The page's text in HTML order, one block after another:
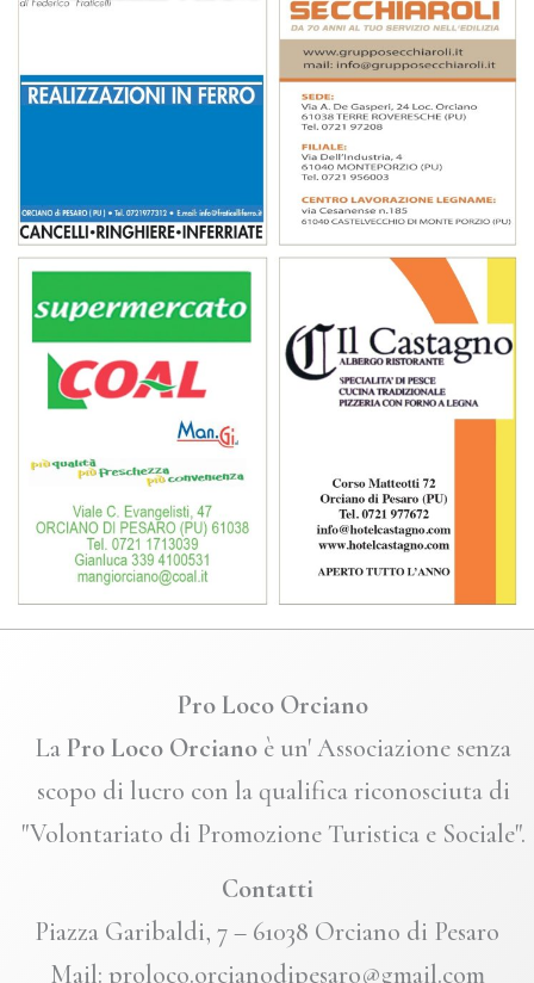
Pro Loco Orciano
La Pro Loco Orciano è un' Associazione senza
scopo di lucro con la qualifica riconosciuta di
"Volontariato di Promozione Turistica e Sociale".
Contatti
Piazza Garibaldi, 7 – 61038 Orciano di Pesaro
Mail: proloco.orcianodipesaro@gmail.com